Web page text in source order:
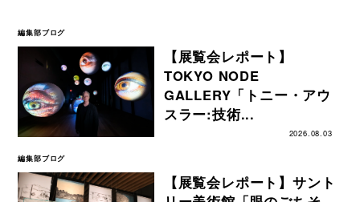
編集部ブログ
【展覧会レポート】
TOKYO NODE
GALLERY「トニー・アウ
スラー:技術...
2026.08.03
編集部ブログ
【展覧会レポート】サント